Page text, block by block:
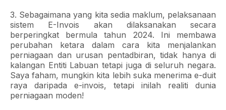
3. Sebagaimana yang kita sedia maklum, pelaksanaan
sistem E-Invois akan dilaksanakan secara
berperingkat bermula tahun 2024. Ini membawa
perubahan ketara dalam cara kita menjalankan
perniagaan dan urusan pentadbiran, tidak hanya di
kalangan Entiti Labuan tetapi juga di seluruh negara.
Saya faham, mungkin kita lebih suka menerima e-duit
raya daripada e-invois, tetapi inilah realiti dunia
perniagaan moden!